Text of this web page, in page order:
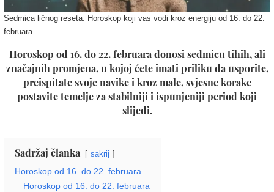
Sedmica ličnog reseta: Horoskop koji vas vodi kroz energiju od 16. do 22.
februara
Horoskop od 16. do 22. februara donosi sedmicu tihih, ali
značajnih promjena, u kojoj ćete imati priliku da usporite,
preispitate svoje navike i kroz male, svjesne korake
postavite temelje za stabilniji i ispunjeniji period koji
slijedi.
Sadržaj članka sakrij
Horoskop od 16. do 22. februara
Horoskop od 16. do 22. februara